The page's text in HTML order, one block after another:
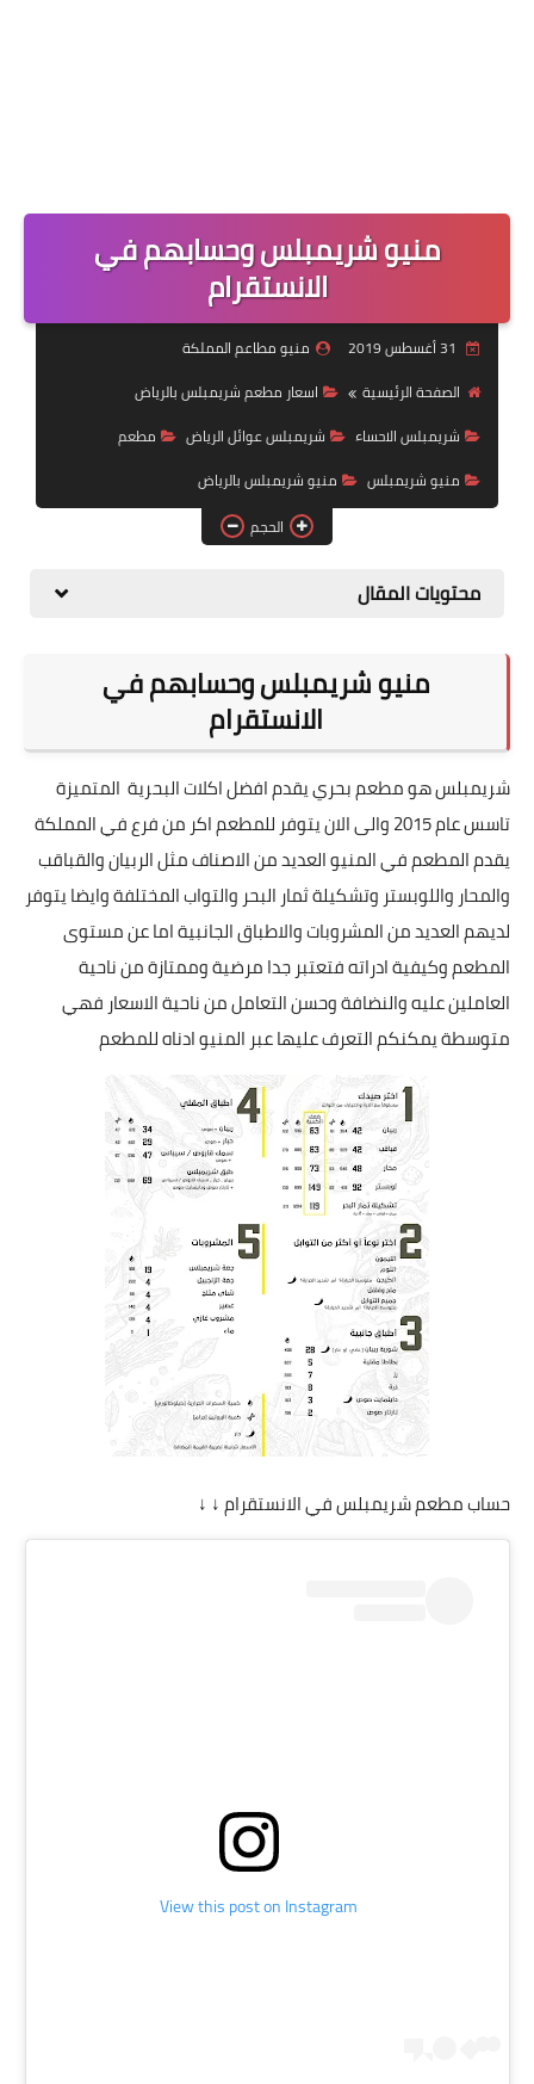
منيو شريمبلس وحسابهم في
الانستقرام
منيو مطاعم المملكة
الصفحة الرئيسية
اسعار مطعم شريمبلس بالرياض
شريمبلس الاحساء
شريمبلس عوائل الرياض
مطعم
منيو شريمبلس
منيو شريمبلس بالرياض
الحجم
محتويات المقال
منيو شريمبلس وحسابهم في
الانستقرام
شريمبلس هو مطعم بحري يقدم افضل اكلات البحرية المتميزة
تاسس عام 2015 والى الان يتوفر للمطعم اكر من فرع في المملكة
يقدم المطعم في المنيو العديد من الاصناف مثل الربيان والقباقب
والمحار واللوبستر وتشكيلة ثمار البحر والتواب المختلفة وايضا يتوفر
لديهم العديد من المشروبات والاطباق الجانبية اما عن مستوى
المطعم وكيفية ادراته فتعتبر جدا مرضية وممتازة من ناحية
العاملين عليه والنضافة وحسن التعامل من ناحية الاسعار فهي
متوسطة يمكنكم التعرف عليها عبر المنيو ادناه للمطعم
حساب مطعم شريمبلس في الانستقرام ↓ ↓
View this post on Instagram